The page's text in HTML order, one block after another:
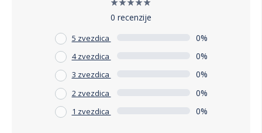
0 recenzije
5 zvezdica 0%
4 zvezdica 0%
3 zvezdica 0%
2 zvezdica 0%
1 zvezdica 0%